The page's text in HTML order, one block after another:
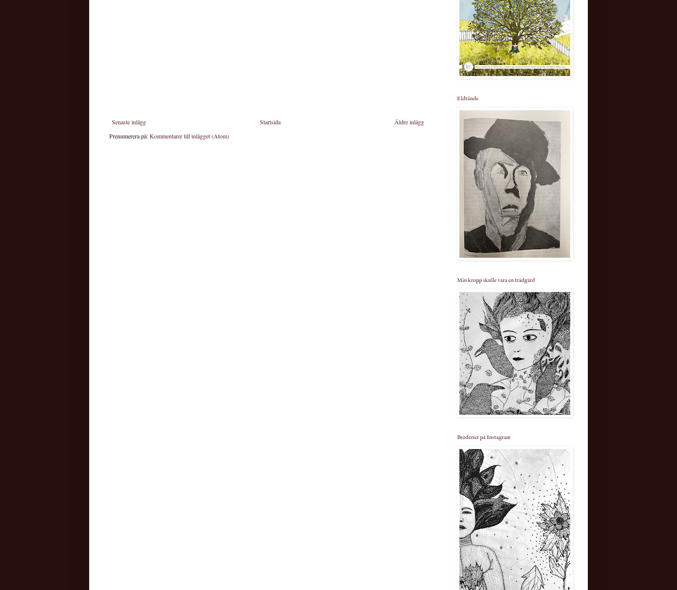
Senaste inlägg Äldre inlägg
Startsida
Prenumerera på:Kommentarer till inlägget (Atom)
Eldtände
Min kropp skulle vara en trädgård
Broderier på Instagram